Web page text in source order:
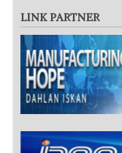
LINK PARTNER